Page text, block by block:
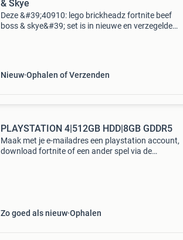
& Skye
Deze &#39;40910: lego brickheadz fortnite beef
boss & skye&#39; set is in nieuwe en verzegelde
Nieuw Ophalen of Verzenden
PLAYSTATION 4|512GB HDD|8GB GDDR5
Maak met je e-mailadres een playstation account,
download fortnite of een ander spel via de
Zo goed als nieuw Ophalen